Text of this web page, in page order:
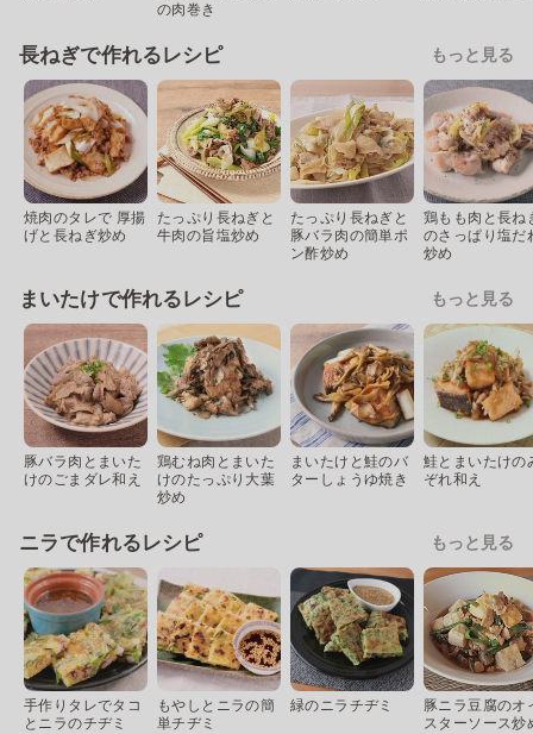
の肉巻き
長ねぎで作れるレシピ もっと見る
焼肉のタレで 厚揚
げと長ねぎ炒め
たっぷり長ねぎと
牛肉の旨塩炒め
たっぷり長ねぎと
豚バラ肉の簡単ポ
ン酢炒め
鶏もも肉と長ね
のさっぱり塩だ
炒め
まいたけで作れるレシピ もっと見る
豚バラ肉とまいた
けのごまダレ和え
鶏むね肉とまいた
けのたっぷり大葉
炒め
まいたけと鮭のバ
ターしょうゆ焼き
鮭とまいたけの
ぞれ和え
ニラで作れるレシピ もっと見る
手作りタレでタコ
とニラのチヂミ
もやしとニラの簡
単チヂミ
緑のニラチヂミ
豚ニラ豆腐のオ
スターソース炒